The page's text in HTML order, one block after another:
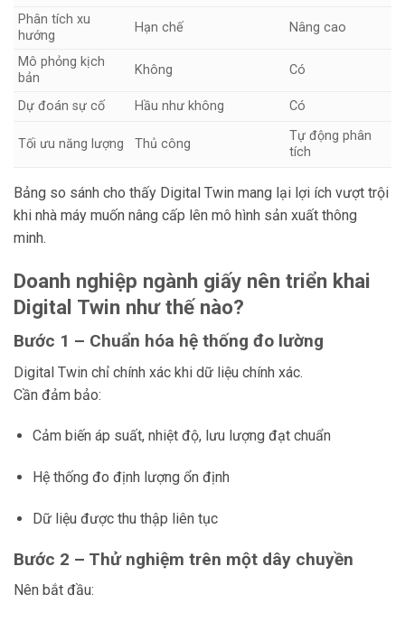
Phân tích xu
hướng
Hạn chế Nâng cao
Mô phỏng kịch
bản
Không Có
Dự đoán sự cố Hầu như không Có
Tối ưu năng lượng Thủ công
Tự động phân
tích
Bảng so sánh cho thấy Digital Twin mang lại lợi ích vượt trội
khi nhà máy muốn nâng cấp lên mô hình sản xuất thông
minh.
Doanh nghiệp ngành giấy nên triển khai
Digital Twin như thế nào?
Bước 1 – Chuẩn hóa hệ thống đo lường
Digital Twin chỉ chính xác khi dữ liệu chính xác.
Cần đảm bảo:
Cảm biến áp suất, nhiệt độ, lưu lượng đạt chuẩn
Hệ thống đo định lượng ổn định
Dữ liệu được thu thập liên tục
Bước 2 – Thử nghiệm trên một dây chuyền
Nên bắt đầu: